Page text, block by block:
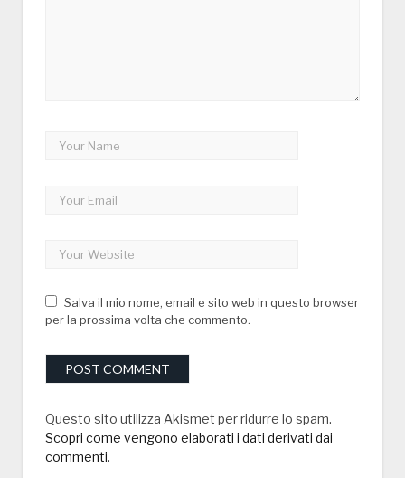
Salva il mio nome, email e sito web in questo browser
per la prossima volta che commento.
Questo sito utilizza Akismet per ridurre lo spam.
Scopri come vengono elaborati i dati derivati dai
commenti.